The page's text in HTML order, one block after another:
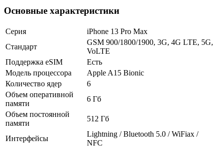
Основные характеристики
Серия
iPhone 13 Pro Max
Стандарт
GSM 900/1800/1900, 3G, 4G LTE, 5G,
VoLTE
Поддержка eSIM
Есть
Модель процессора
Apple A15 Bionic
Количество ядер
6
Объем оперативной
памяти
6 Гб
Объем постоянной
памяти
512 Гб
Интерфейсы
Lightning / Bluetooth 5.0 / WiFiax /
NFC